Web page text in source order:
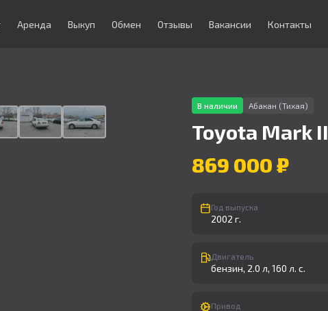
Аренда Выкуп Обмен Отзывы Вакансии Контакты
В наличии Абакан (Тихая)
Toyota Mark II
869 000 ₽
Год выпуска
2002 г.
Двигатель
бензин, 2.0 л, 160 л. с.
Привод